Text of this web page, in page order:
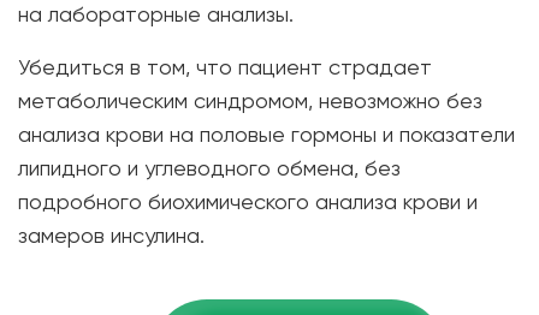
на лабораторные анализы.
Убедиться в том, что пациент страдает
метаболическим синдромом, невозможно без
анализа крови на половые гормоны и показатели
липидного и углеводного обмена, без
подробного биохимического анализа крови и
замеров инсулина.